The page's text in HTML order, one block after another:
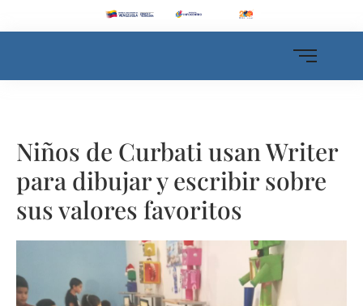
Niños de Curbati usan Writer
para dibujar y escribir sobre
sus valores favoritos